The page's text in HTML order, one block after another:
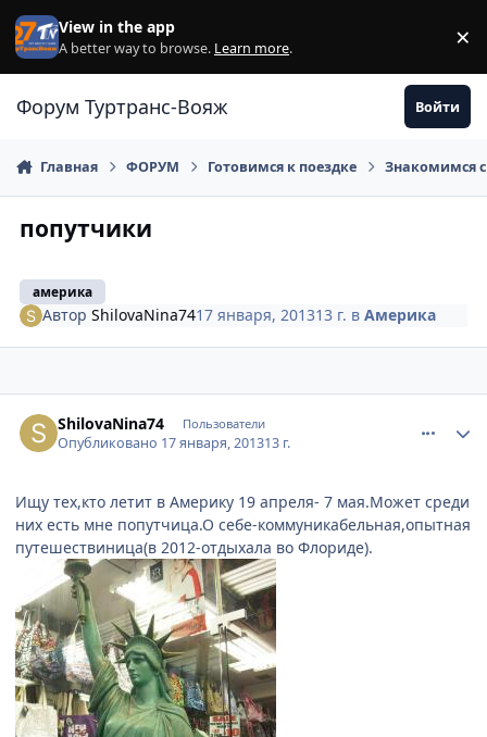
Перейти к содержанию
View in the app
A better way to browse. Learn more. ×
Форум Туртранс-Вояж Войти
Главная ФОРУМ Готовимся к поездке Знакомимся
попутчики
америка
АвторShilovaNina7417 января, 201313 г. вАмерика
ShilovaNina74 Пользователи
Опубликовано 17 января, 201313 г.
Ищу тех,кто летит в Америку 19 апреля- 7 мая.Может среди
них есть мне попутчица.О себе-коммуникабельная,опытная
путешествиница(в 2012-отдыхала во Флориде).